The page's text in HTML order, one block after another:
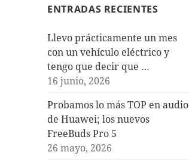
ENTRADAS RECIENTES
Llevo prácticamente un mes
con un vehículo eléctrico y
tengo que decir que …
16 junio, 2026
Probamos lo más TOP en audio
de Huawei; los nuevos
FreeBuds Pro 5
26 mayo, 2026